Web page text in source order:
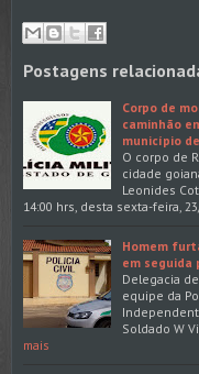
Postagens
Corpo de
caminhão
município
O corpo de
cidade
Leonides
14:00 hrs, desta sexta-feira,
Homem
em seguida
Delegacia
equipe da
Soldado W
mais